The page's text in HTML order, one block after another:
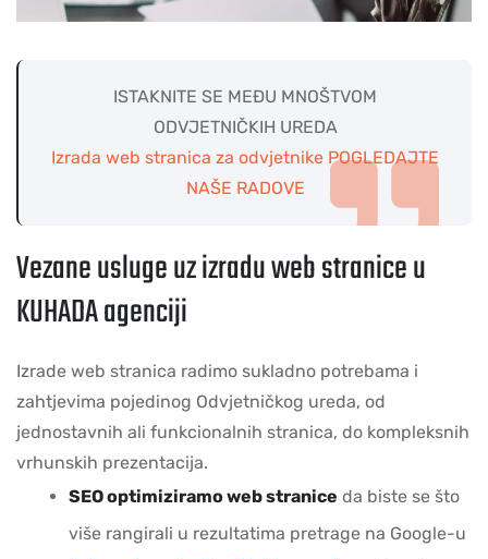
ISTAKNITE SE MEĐU MNOŠTVOM
ODVJETNIČKIH UREDA
Izrada web stranica za odvjetnike POGLEDAJTE
NAŠE RADOVE
Vezane usluge uz izradu web stranice u
KUHADA agenciji
Izrade web stranica radimo sukladno potrebama i
zahtjevima pojedinog Odvjetničkog ureda, od
jednostavnih ali funkcionalnih stranica, do kompleksnih
vrhunskih prezentacija.
SEO optimiziramo web stranice da biste se što
više rangirali u rezultatima pretrage na Google-u